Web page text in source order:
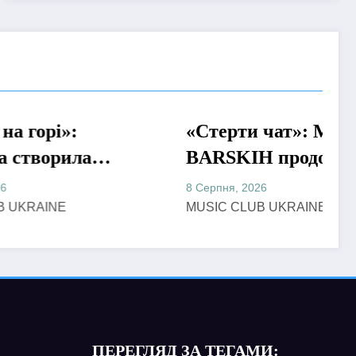
«Стерти чат»: MAX
BARSKIH продовжує
формувати нову
музичну главу історією
8 Серпня, 2026
MUSIC CLUB UKRAINE
ПЕРЕГЛЯД ЗА ТЕГАМИ: